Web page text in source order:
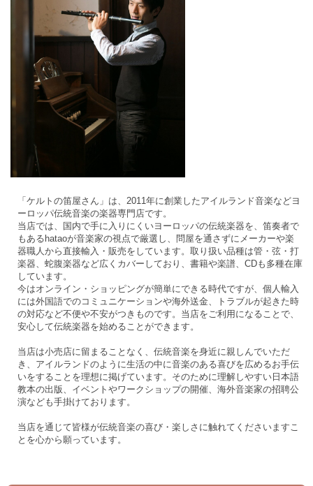
「ケルトの笛屋さん」は、2011年に創業したアイルランド音楽などヨ
ーロッパ伝統音楽の楽器専門店です。
当店では、国内で手に入りにくいヨーロッパの伝統楽器を、笛奏者で
もあるhataoが音楽家の視点で厳選し、問屋を通さずにメーカーや楽
器職人から直接輸入・販売をしています。取り扱い品種は管・弦・打
楽器、蛇腹楽器など広くカバーしており、書籍や楽譜、CDも多種在庫
しています。
今はオンライン・ショッピングが簡単にできる時代ですが、個人輸入
には外国語でのコミュニケーションや海外送金、トラブルが起きた時
の対応など不便や不安がつきものです。当店をご利用になることで、
安心して伝統楽器を始めることができます。
当店は小売店に留まることなく、伝統音楽を身近に親しんでいただ
き、アイルランドのように生活の中に音楽のある喜びを広めるお手伝
いをすることを理想に掲げています。そのために理解しやすい日本語
教本の出版、イベントやワークショップの開催、海外音楽家の招聘公
演なども手掛けております。
当店を通じて皆様が伝統音楽の喜び・楽しさに触れてくださいますこ
とを心から願っています。